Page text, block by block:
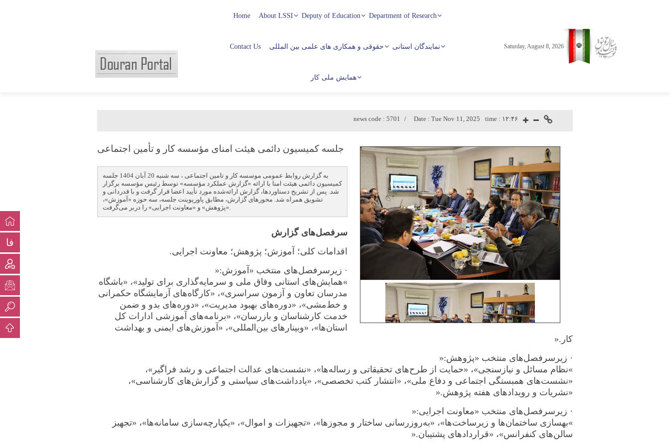
Home About LSSI Deputy of Education Department of Research
Contact Us حقوقی و همکاری های علمی بین المللی نمایندگان استانی
همایش ملی کار
Saturday, August 8, 2026
فا
time : ۱۲:۴۶ Date : Tue Nov 11, 2025
news code : 5701
جلسه كمیسیون دائمی هیئت امنای مؤسسه كار و تأمین اجتماعی
به گزارش روابط عمومی موسسه کار و تامین اجتماعی ، سه شنبه 20 آبان 1404 جلسه
کمیسیون دائمی هیئت امنا با ارائه «گزارش عملکرد مؤسسه» توسط رئیس مؤسسه برگزار
شد. پس از تشریح دستاوردها، گزارش ارائه‌شده مورد تأیید اعضا قرار گرفت و با قدردانی و
تشویق همراه شد. محورهای گزارش، مطابق پاورپوینت جلسه، سه حوزه «آموزش»،
«پژوهش» و «معاونت اجرایی» را دربر می‌گرفت.
سرفصل‌های گزارش
اقدامات کلی؛ آموزش؛ پژوهش؛ معاونت اجرایی.
· زیرسرفصل‌های منتخب «آموزش»:
«همایش‌های استانی وفاق ملی و سرمایه‌گذاری برای تولید»، «باشگاه
مدرسان تعاون و آزمون سراسری»، «کارگاه‌های آزمایشگاه حکمرانی
و خط‌مشی»، «دوره‌های بهبود مدیریت»، «دوره‌های بدو و ضمن
خدمت کارشناسان و بازرسان»، «برنامه‌های آموزشی ادارات کل
استان‌ها»، «وبینارهای بین‌المللی»، «آموزش‌های ایمنی و بهداشت
کار ».
· زیرسرفصل‌های منتخب «پژوهش»:
«نظام مسائل و نیازسنجی»، «حمایت از طرح‌های تحقیقاتی و رساله‌ها»، «نشست‌های عدالت اجتماعی و رشد فراگیر»،
«نشست‌های همبستگی اجتماعی و دفاع ملی»، «انتشار کتب تخصصی»، «یادداشت‌های سیاستی و گزارش‌های کارشناسی»،
«نشریات و رویدادهای هفته پژوهش».
· زیرسرفصل‌های منتخب «معاونت اجرایی»:
«بهسازی ساختمان‌ها و زیرساخت‌ها»، «به‌روزرسانی ساختار و مجوزها»، «تجهیزات و اموال»، «یکپارچه‌سازی سامانه‌ها»، «تجهیز
سالن‌های کنفرانس»، «قراردادهای پشتیبان».